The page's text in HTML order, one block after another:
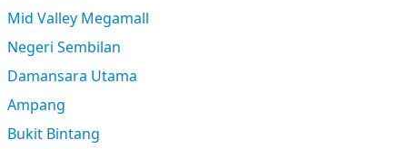
Mid Valley Megamall
Negeri Sembilan
Damansara Utama
Ampang
Bukit Bintang